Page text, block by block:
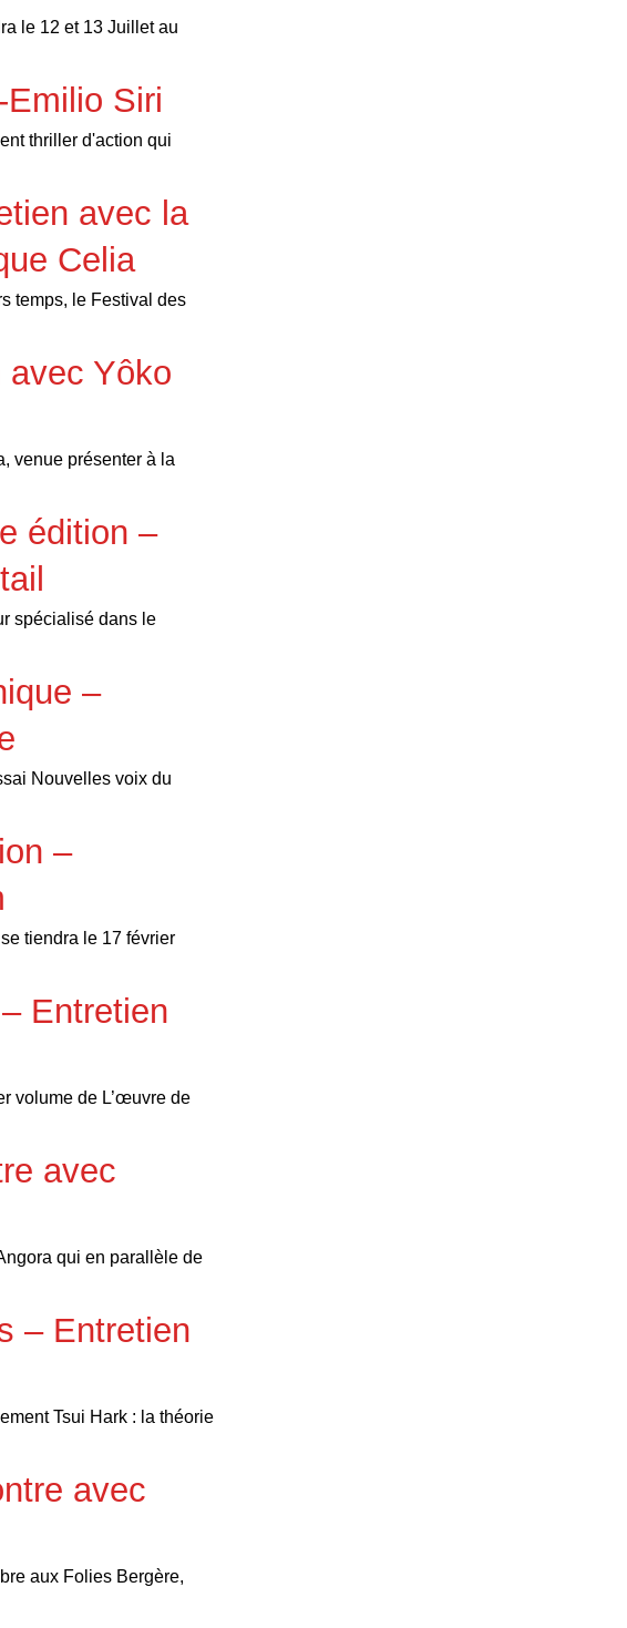
le 12 et 13 Juillet au
Siri
thriller d'action qui
avec la
Celia
temps, le Festival des
avec Yôko
venue présenter à la
édition –
spécialisé dans le
–
Nouvelles voix du
–
tiendra le 17 février
Entretien
volume de L’œuvre de
avec
qui en parallèle de
– Entretien
Tsui Hark : la théorie
avec
aux Folies Bergère,